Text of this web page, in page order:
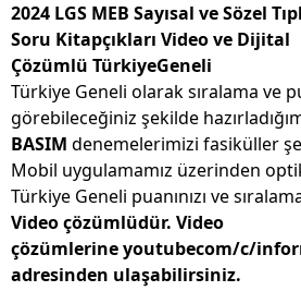
2024 LGS MEB Sayısal ve Sözel
Soru Kitapçıkları Video ve Dijital
Çözümlü TürkiyeGeneli
Türkiye Geneli olarak sıralama ve
görebileceğiniz şekilde
BASIM denemelerimizi fasiküller
Mobil uygulamamız üzerinden
Türkiye Geneli puanınızı ve
Video çözümlüdür. Video
çözümlerine youtubecom/c/
adresinden ulaşabilirsiniz.